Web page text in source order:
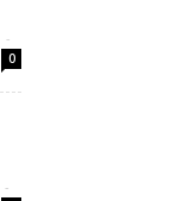
-
0
-